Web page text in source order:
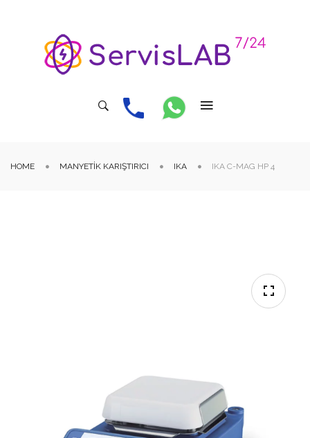
HOME MANYETIK KARIŞTIRICI IKA IKA C-MAG HP 4